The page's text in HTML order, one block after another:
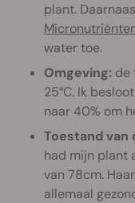
plant.
water toe.
Omgeving: de
25°C. Ik
naar 40% om
Toestand van
had mijn plant
van 78cm.
allemaal